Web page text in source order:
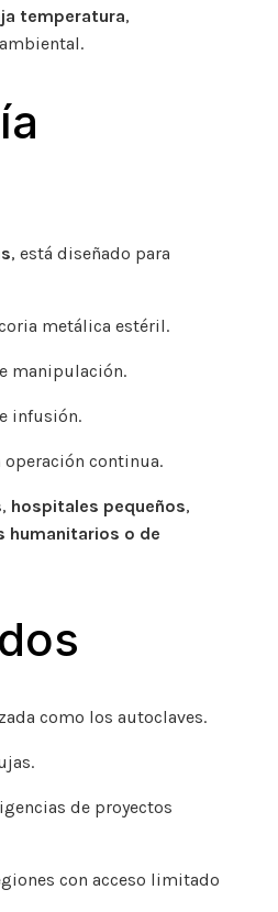
temperatura,
, está diseñado para
metálica estéril.
manipulación.
infusión.
operación continua.
, hospitales pequeños,
humanitarios o de
como los autoclaves.
de proyectos
con acceso limitado